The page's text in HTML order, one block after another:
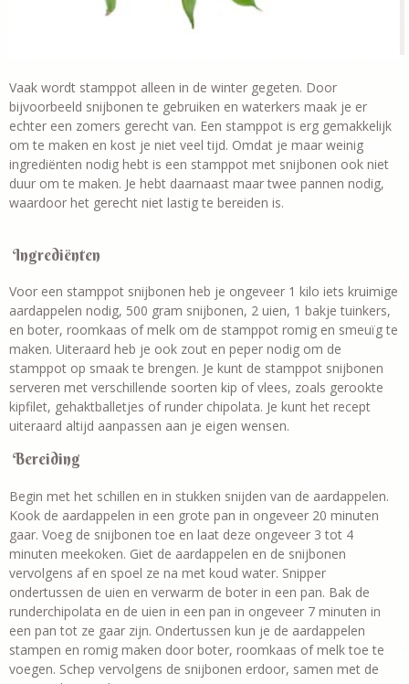
Vaak wordt stamppot alleen in de winter gegeten. Door
bijvoorbeeld snijbonen te gebruiken en waterkers maak je er
echter een zomers gerecht van. Een stamppot is erg gemakkelijk
om te maken en kost je niet veel tijd. Omdat je maar weinig
ingrediënten nodig hebt is een stamppot met snijbonen ook niet
duur om te maken. Je hebt daarnaast maar twee pannen nodig,
waardoor het gerecht niet lastig te bereiden is.
Ingrediënten
Voor een stamppot snijbonen heb je ongeveer 1 kilo iets kruimige
aardappelen nodig, 500 gram snijbonen, 2 uien, 1 bakje tuinkers,
en boter, roomkaas of melk om de stamppot romig en smeuïg te
maken. Uiteraard heb je ook zout en peper nodig om de
stamppot op smaak te brengen. Je kunt de stamppot snijbonen
serveren met verschillende soorten kip of vlees, zoals gerookte
kipfilet, gehaktballetjes of runder chipolata. Je kunt het recept
uiteraard altijd aanpassen aan je eigen wensen.
Bereiding
Begin met het schillen en in stukken snijden van de aardappelen.
Kook de aardappelen in een grote pan in ongeveer 20 minuten
gaar. Voeg de snijbonen toe en laat deze ongeveer 3 tot 4
minuten meekoken. Giet de aardappelen en de snijbonen
vervolgens af en spoel ze na met koud water. Snipper
ondertussen de uien en verwarm de boter in een pan. Bak de
runderchipolata en de uien in een pan in ongeveer 7 minuten in
een pan tot ze gaar zijn. Ondertussen kun je de aardappelen
stampen en romig maken door boter, roomkaas of melk toe te
voegen. Schep vervolgens de snijbonen erdoor, samen met de